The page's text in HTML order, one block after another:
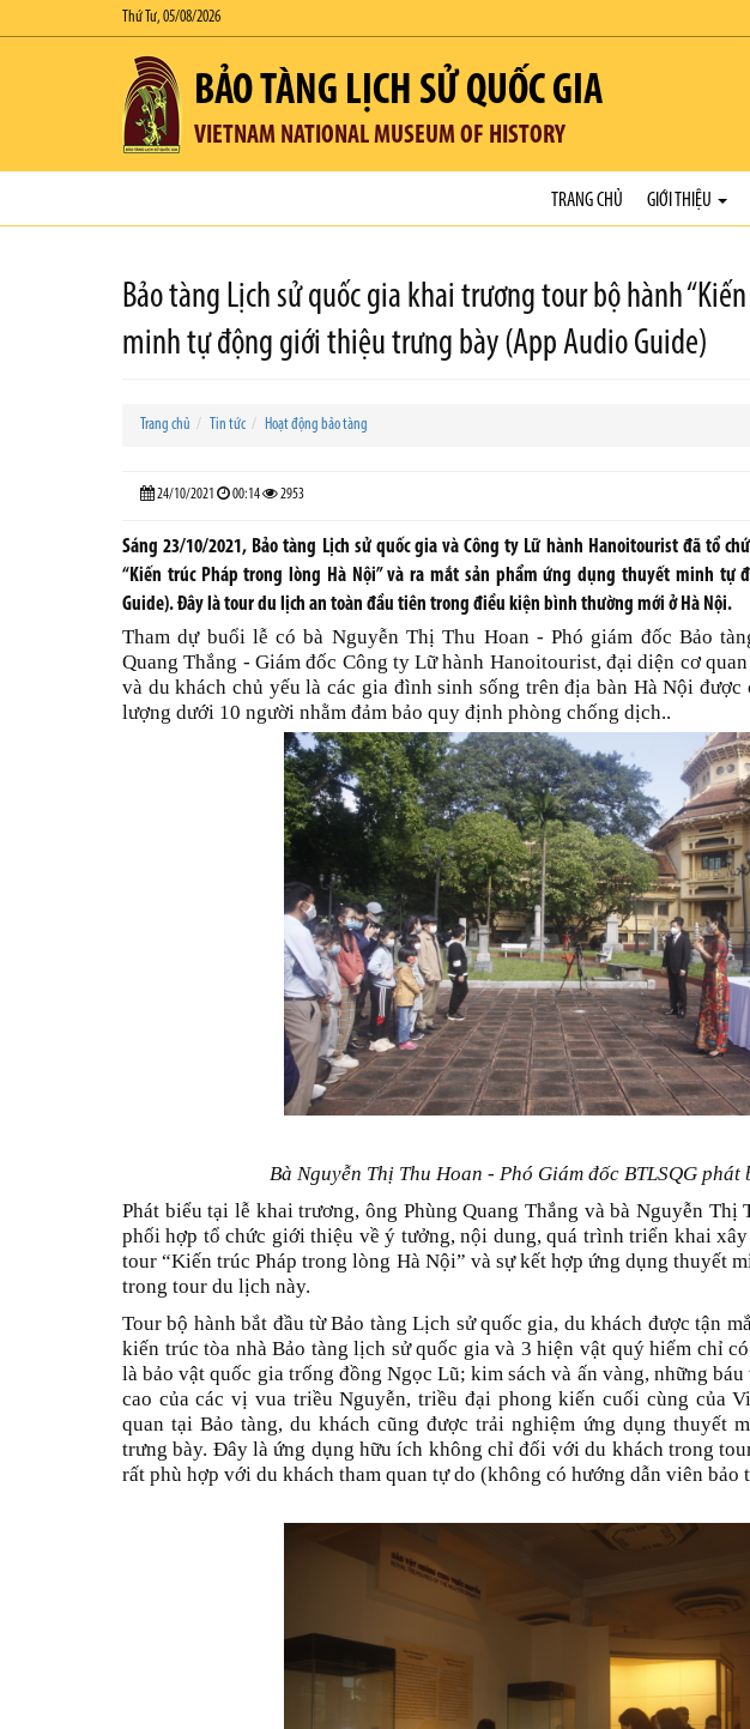
Thứ Tư, 05/08/2026
BẢO TÀNG LỊCH SỬ QUỐC GIA
VIETNAM NATIONAL MUSEUM OF HISTORY
TRANG CHỦ GIỚI THIỆU
Bảo tàng Lịch sử quốc gia khai trương tour bộ hành
minh tự động giới thiệu trưng bày (App Audio Guide)
Trang chủ Tin tức Hoạt động bảo tàng
24/10/2021 00:14 2953
Sáng 23/10/2021, Bảo tàng Lịch sử quốc gia và Công ty Lữ hành Hanoitourist đã tổ
“Kiến trúc Pháp trong lòng Hà Nội” và ra mắt sản phẩm ứng dụng thuyết minh tự
Guide). Đây là tour du lịch an toàn đầu tiên trong điều kiện bình thường mới ở Hà Nội.
Tham dự buổi lễ có bà Nguyễn Thị Thu Hoan - Phó giám đốc Bảo
Quang Thắng - Giám đốc Công ty Lữ hành Hanoitourist, đại diện cơ
và du khách chủ yếu là các gia đình sinh sống trên địa bàn Hà Nội
lượng dưới 10 người nhằm đảm bảo quy định phòng chống dịch..
Bà Nguyễn Thị Thu Hoan - Phó Giám đốc BTLSQG phát
Phát biểu tại lễ khai trương, ông Phùng Quang Thắng và bà Nguyễn
phối hợp tổ chức giới thiệu về ý tưởng, nội dung, quá trình triển khai
tour “Kiến trúc Pháp trong lòng Hà Nội” và sự kết hợp ứng dụng thuyết
trong tour du lịch này.
Tour bộ hành bắt đầu từ Bảo tàng Lịch sử quốc gia, du khách được tận
kiến trúc tòa nhà Bảo tàng lịch sử quốc gia và 3 hiện vật quý hiếm chỉ
là bảo vật quốc gia trống đồng Ngọc Lũ; kim sách và ấn vàng, những
cao của các vị vua triều Nguyễn, triều đại phong kiến cuối cùng của
quan tại Bảo tàng, du khách cũng được trải nghiệm ứng dụng thuyết
trưng bày. Đây là ứng dụng hữu ích không chỉ đối với du khách trong
rất phù hợp với du khách tham quan tự do (không có hướng dẫn viên bảo